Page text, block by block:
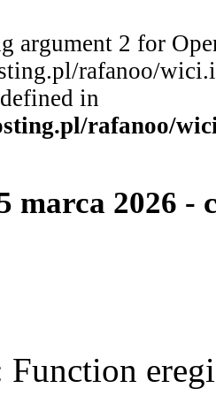
argument 2 for
rafanoo/
in
rafanoo/
marca 2026 -
Function